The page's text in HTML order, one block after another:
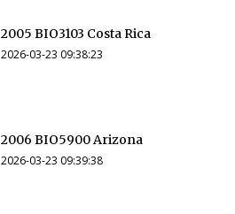
2005 BIO3103 Costa Rica
2026-03-23 09:38:23
2006 BIO5900 Arizona
2026-03-23 09:39:38